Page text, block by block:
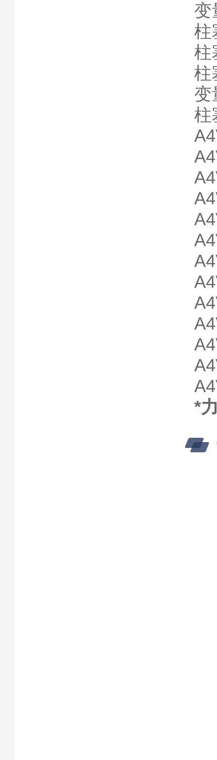
变
柱
柱
柱
变
柱
*